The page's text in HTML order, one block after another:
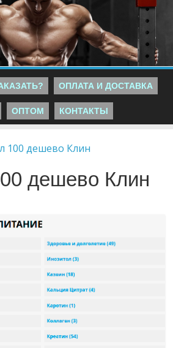
ОПЛАТА И ДОСТАВКА
ОПТОМ КОНТАКТЫ
100 дешево Клин
дешево Клин